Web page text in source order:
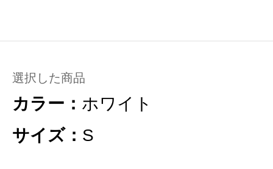
選択した商品
カラー： ホワイト
サイズ： S